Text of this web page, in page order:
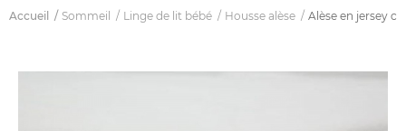
Accueil Sommeil Linge de lit bébé Housse alèse Alèse en jersey